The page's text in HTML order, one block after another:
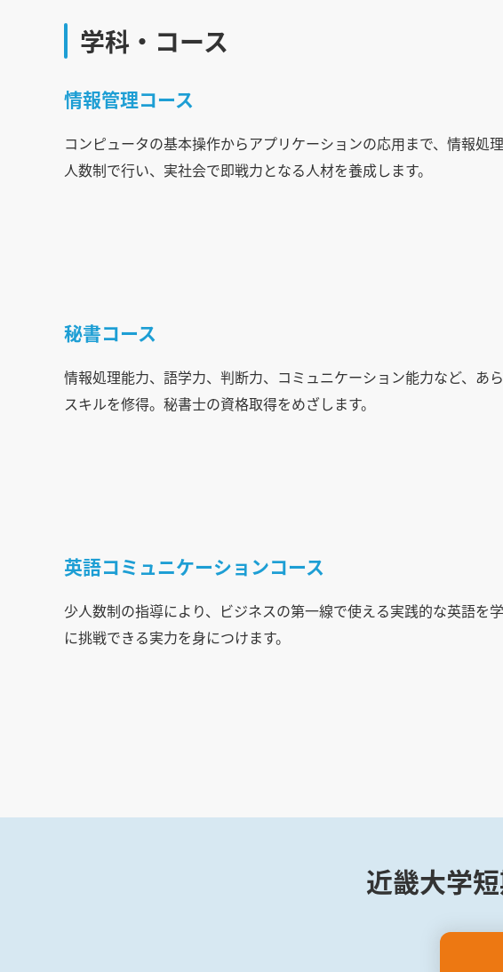
学科・コース
情報管理コース
コンピュータの基本操作からアプリケーションの応用まで、情報処
人数制で行い、実社会で即戦力となる人材を養成します。
秘書コース
情報処理能力、語学力、判断力、コミュニケーション能力など、あ
スキルを修得。秘書士の資格取得をめざします。
英語コミュニケーションコース
少人数制の指導により、ビジネスの第一線で使える実践的な英語を
に挑戦できる実力を身につけます。
近畿大学